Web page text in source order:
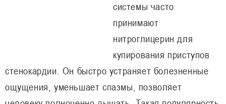
системы часто
принимают
нитроглицерин для
купирования приступов
стенокардии. Он быстро устраняет болезненные
ощущения, уменьшает спазмы, позволяет